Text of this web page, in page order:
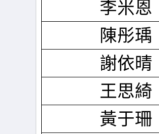
李米恩
陳彤瑀
謝依晴
王思綺
黃于珊